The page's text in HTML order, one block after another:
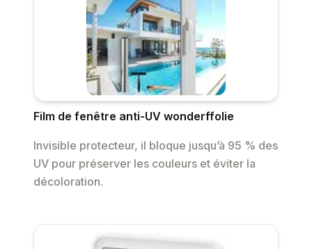
Film de fenêtre anti-UV wonderffolie
Invisible protecteur, il bloque jusqu’à 95 % des
UV pour préserver les couleurs et éviter la
décoloration.